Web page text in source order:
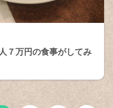
７万円の食事がしてみ